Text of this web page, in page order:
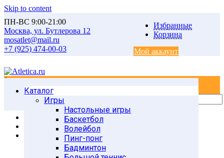
Skip to content
ПН-ВС 9:00-21:00
Москва, ул. Бутлерова 12
mosatlet@mail.ru
+7 (925) 474-00-03
Избранные
Корзина
Мой аккаунт
0
Каталог
Игры
Настольные игры
Баскетбол
Волейбол
Пинг-понг
Бадминтон
Главная
Товары
Утяжелители
Утяжелители Китай
5235 WC Перчатка-утяжелитель 0,5 кг x 2 шт.